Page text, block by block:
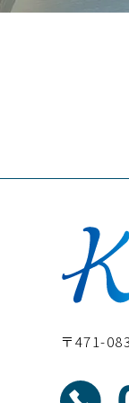
〒471-